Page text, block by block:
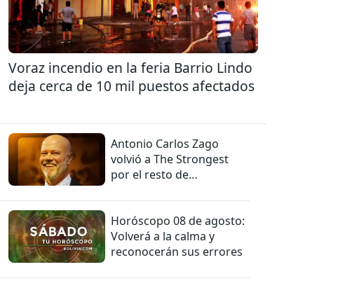
Voraz incendio en la feria Barrio Lindo
deja cerca de 10 mil puestos afectados
Antonio Carlos Zago
volvió a The Strongest
por el resto de
Horóscopo 08 de agosto:
Volverá a la calma y
reconocerán sus errores